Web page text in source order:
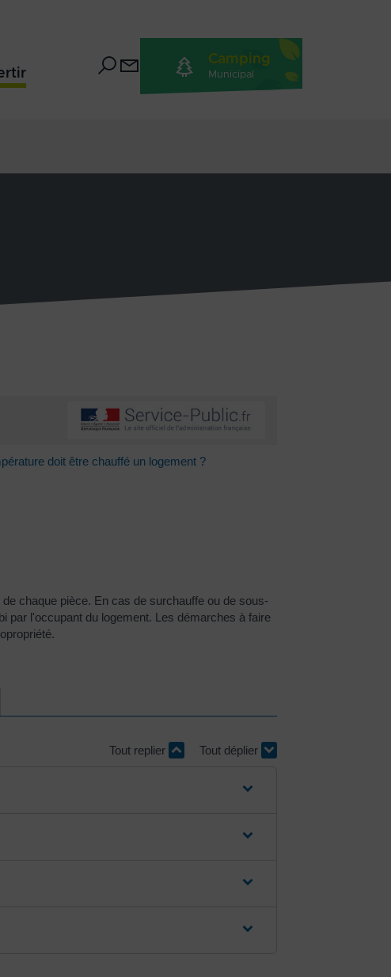
Camping
Municipal
doit être chauffé un logement ?
chaque pièce. En cas de surchauffe ou de sous-
par l'occupant du logement. Les démarches à faire
Tout replier Tout déplier